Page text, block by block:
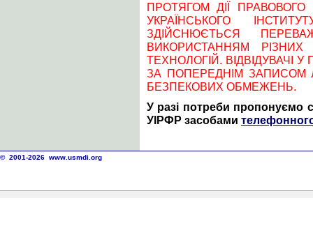
ПРОТЯГОМ ДІЇ
УКРАЇНСЬКОГО
ЗДІЙСНЮЄТЬСЯ
ВИКОРИСТАННЯМ РІЗНИХ
ТЕХНОЛОГІЙ. ВІДВІДУВАЧІ
ЗА ПОПЕРЕДНІМ
БЕЗПЕКОВИХ ОБМЕЖЕНЬ.
У разі потреби пропонуємо
УІРФР засобами
© 2001-2026 www.usmdi.org